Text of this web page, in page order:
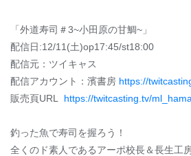
「外道寿司＃3~小田原の甘鯛~」
配信日:12/11(土)op17:45/st18:00
配信元：ツイキャス
配信アカウント：濱書房 https://
販売頁URL https://twitcasting.tv/
釣った魚で寿司を握ろう！
全くのド素人であるアーポ校長＆長生工